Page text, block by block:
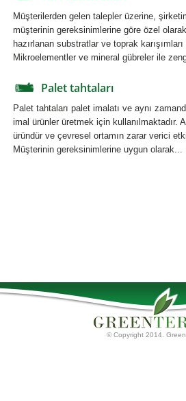
Müşterilerden gelen talepler üzerine,
müşterinin gereksinimlerine göre özel
hazırlanan substratlar ve toprak
Mikroelementler ve mineral gübreler ile
Palet tahtaları
Palet tahtaları palet imalatı ve aynı
imal ürünler üretmek için kullanılmaktadır.
üründür ve çevresel ortamın zarar verici
Müşterinin gereksinimlerine uygun olarak...
© Copyright 2014.